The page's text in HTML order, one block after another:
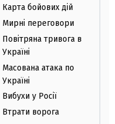
Карта бойових дій
Мирні переговори
Повітряна тривога в
Україні
Масована атака по
Україні
Вибухи у Росії
Втрати ворога